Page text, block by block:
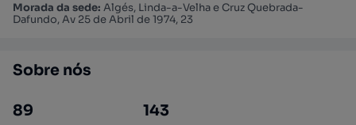
Morada da sede: Algés, Linda-a-Velha e Cruz Quebrada-
Dafundo, Av 25 de Abril de 1974, 23
Sobre nós
89 143